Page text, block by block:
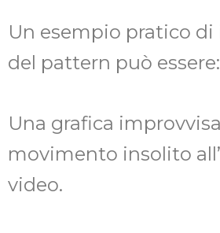
Un esempio pratico
del pattern può essere:
Una grafica
movimento insolito
video.